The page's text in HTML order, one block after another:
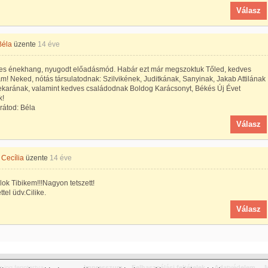
Válasz
üzente 14 éve
énekhang, nyugodt előadásmód. Habár ezt már megszoktuk Tőled, kedves
Neked, nótás társulatodnak: Szilvikének, Juditkának, Sanyinak, Jakab Attilának
valamint kedves családodnak Boldog Karácsonyt, Békés Új Évet
Béla
Válasz
Cecília üzente 14 éve
Tibikem!!!Nagyon tetszett!
üdv.Cilike.
Válasz